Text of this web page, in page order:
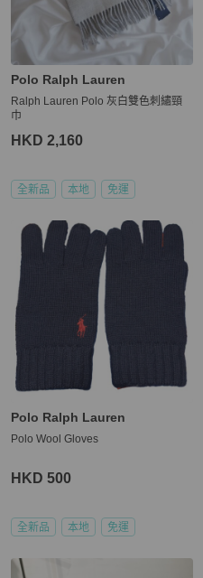
Polo Ralph Lauren
Ralph Lauren Polo 灰白雙色刺繡頸
巾
HKD 2,160
全新品 本地 免運
Polo Ralph Lauren
Polo Wool Gloves
HKD 500
全新品 本地 免運